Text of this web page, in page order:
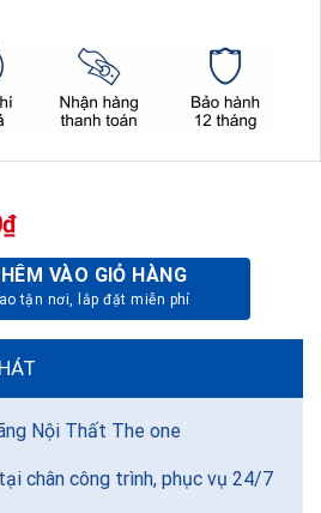
₫
ĐÌNH BHS41B số lượng
VÀO GIỎ HÀNG
Nội Thất The one
chân công trình, phục vụ 24/7